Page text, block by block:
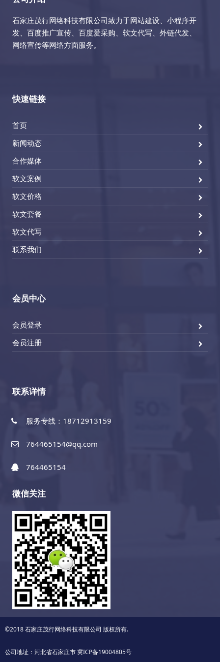
石家庄茂行网络科技有限公司致力于网站建设、小程序开
发、百度推广宣传、百度爱采购、软文代写、外链代发、
网络宣传等网络方面服务。
快速链接
首页
新闻动态
合作媒体
软文案例
软文价格
软文套餐
软文代写
联系我们
会员中心
会员登录
会员注册
联系详情
服务专线：18712913159
764465154@qq.com
764465154
微信关注
©2018 石家庄茂行网络科技有限公司 版权所有.
公司地址：河北省石家庄市冀ICP备19004805号